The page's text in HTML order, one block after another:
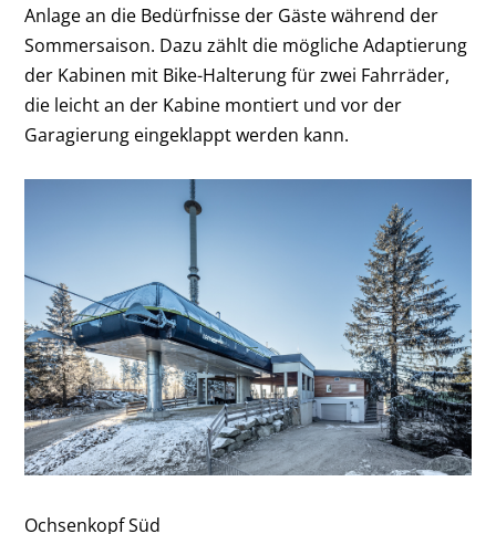
Anlage an die Bedürfnisse der Gäste während der
Sommersaison. Dazu zählt die mögliche Adaptierung
der Kabinen mit Bike-Halterung für zwei Fahrräder,
die leicht an der Kabine montiert und vor der
Garagierung eingeklappt werden kann.
Ochsenkopf Süd